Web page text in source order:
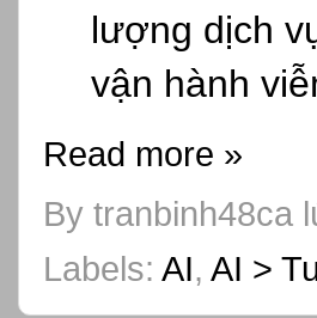
lượng dịch
vận hành
Read more »
By tranbinh48ca
Labels: AI, AI >